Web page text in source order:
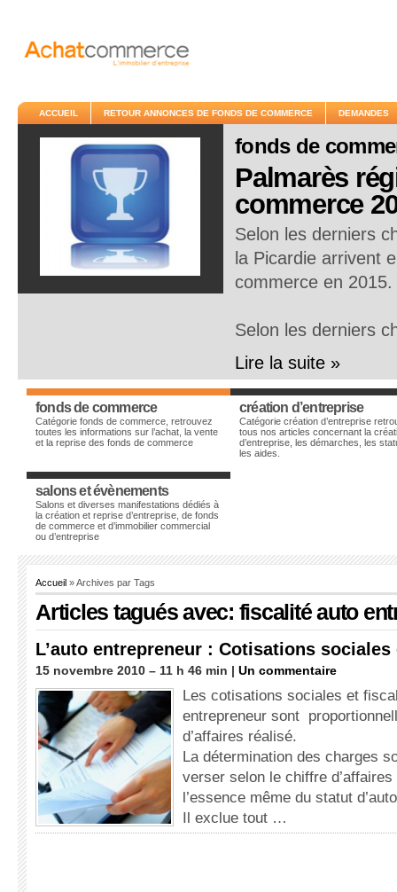
ACCUEIL RETOUR ANNONCES DE FONDS DE COMMERCE DEMANDES
fonds de
Palmarès
commerce
Selon les derniers
la Picardie arrivent
commerce en 2015.
Selon les derniers
Lire la suite »
fonds de commerce
Catégorie fonds de commerce, retrouvez
toutes les informations sur l’achat, la vente
et la reprise des fonds de commerce
création d’entreprise
Catégorie création d’entreprise
tous nos articles concernant la
d’entreprise, les démarches, les
les aides.
salons et évènements
Salons et diverses manifestations dédiés à
la création et reprise d’entreprise, de fonds
de commerce et d’immobilier commercial
ou d’entreprise
Accueil » Archives par Tags
Articles tagués avec: fiscalité auto
L’auto entrepreneur : Cotisations sociales
15 novembre 2010 – 11 h 46 min | Un commentaire
Les cotisations sociales et
entrepreneur sont
d’affaires réalisé.
La détermination des charges
verser selon le chiffre
l’essence même du statut
Il exclue tout …